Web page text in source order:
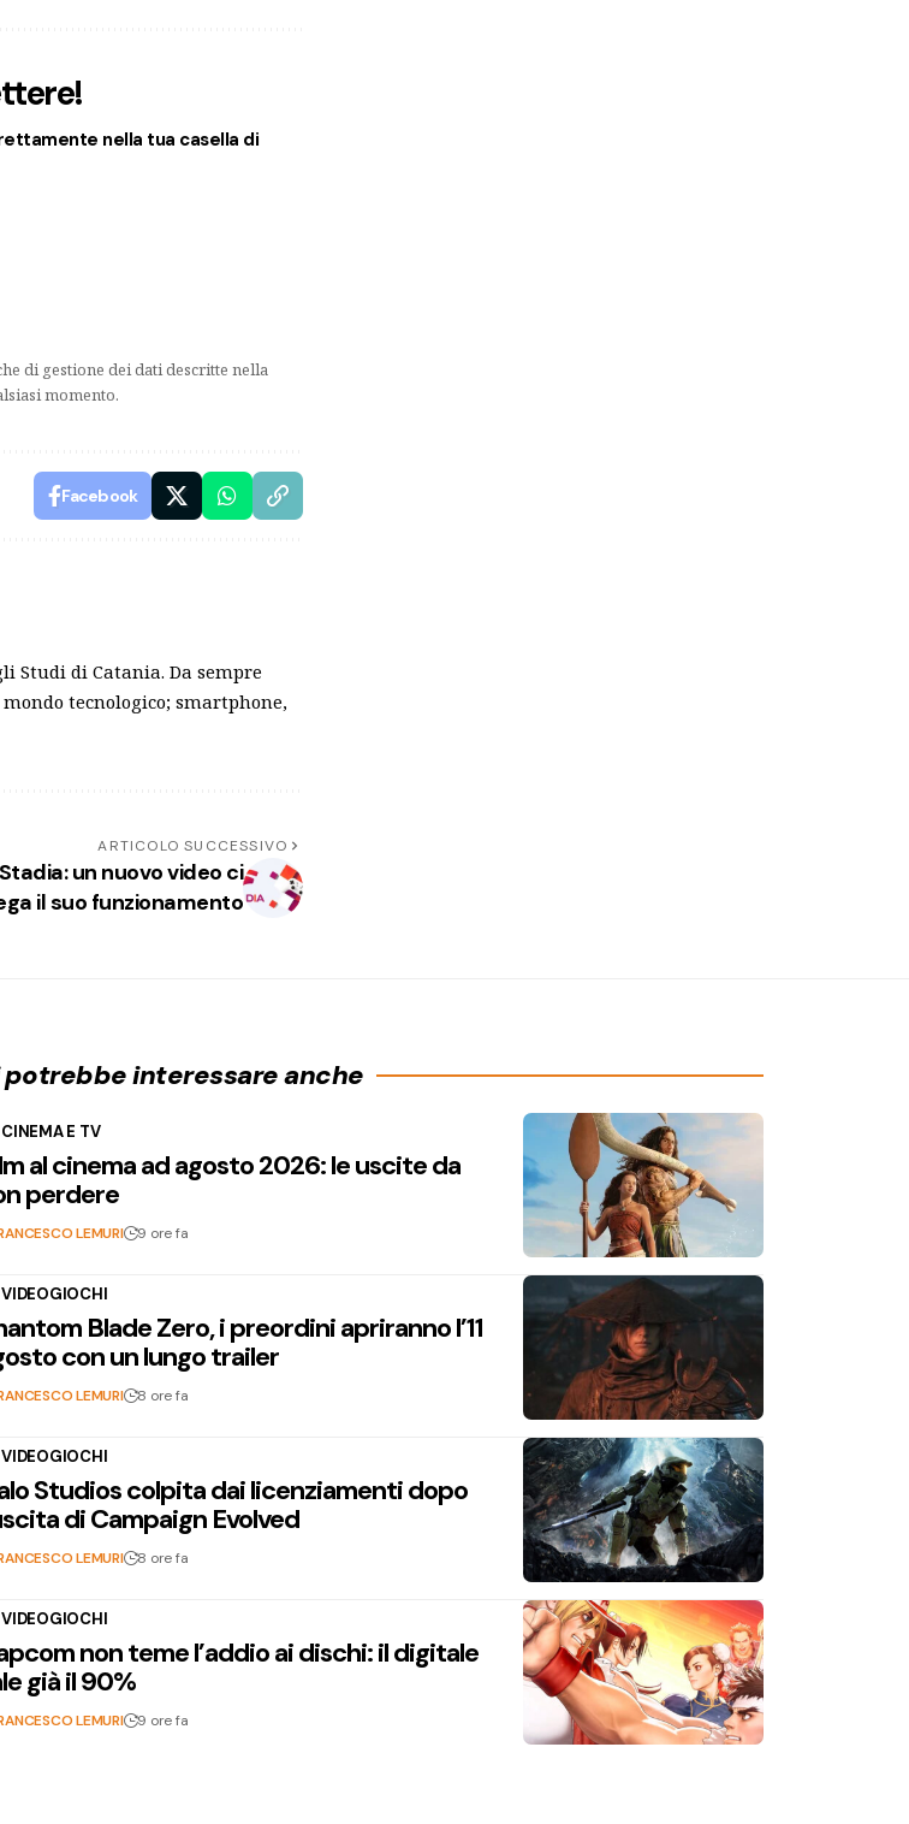
nella tua casella di
di gestione dei dati descritte nella
momento.
Facebook
Studi di Catania. Da sempre
tecnologico; smartphone,
ARTICOLO SUCCESSIVO
un nuovo video ci
il suo funzionamento
potrebbe interessare anche
CINEMA E TV
al cinema ad agosto 2026: le uscite da
perdere
LEMURI 9 ore fa
VIDEOGIOCHI
Blade Zero, i preordini apriranno l’11
con un lungo trailer
LEMURI 8 ore fa
VIDEOGIOCHI
Studios colpita dai licenziamenti dopo
di Campaign Evolved
LEMURI 8 ore fa
VIDEOGIOCHI
non teme l’addio ai dischi: il digitale
già il 90%
LEMURI 9 ore fa